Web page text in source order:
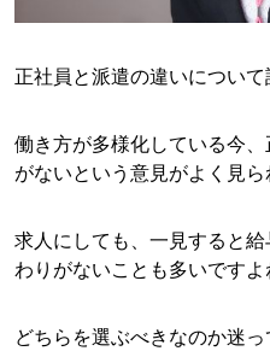
正社員と派遣の違いについて
働き方が多様化している今
がないという意見がよく見ら
求人にしても、一見すると
わりがないことも多いですよ
どちらを選ぶべきなのか迷